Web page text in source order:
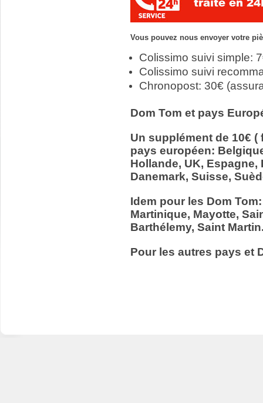
Vous pouvez nous envoyer votre
Colissimo suivi simple:
Colissimo suivi
Chronopost: 30€
Dom Tom et pays
Un supplément de 10€
pays européen:
Hollande, UK,
Danemark, Suisse,
Idem pour les Dom
Martinique, Mayotte,
Barthélemy, Saint
Pour les autres pays et